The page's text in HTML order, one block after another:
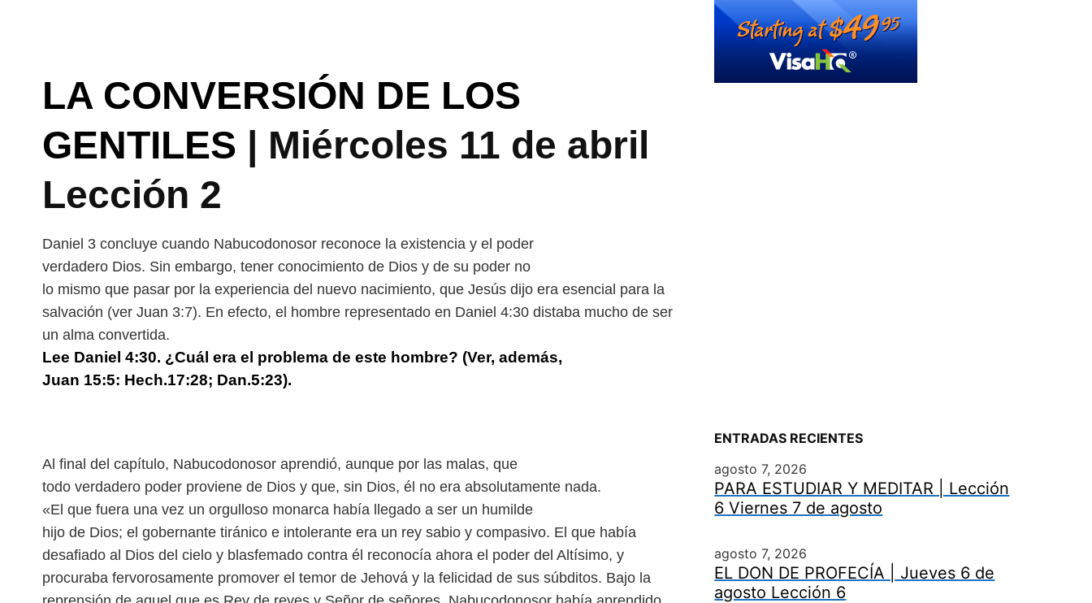
LA CONVERSIÓN DE LOS
GENTILES | Miércoles 11 de abril
Lección 2
Daniel 3 concluye cuando Nabucodonosor reconoce la existencia y el poder
verdadero Dios. Sin embargo, tener conocimiento de Dios y de su poder no
lo mismo que pasar por la experiencia del nuevo nacimiento, que Jesús dijo era esencial para la
salvación (ver Juan 3:7). En efecto, el hombre representado en Daniel 4:30 distaba mucho de ser
un alma convertida.
Lee Daniel 4:30. ¿Cuál era el problema de este hombre? (Ver, además,
Juan 15:5: Hech.17:28; Dan.5:23).
Al final del capítulo, Nabucodonosor aprendió, aunque por las malas, que
todo verdadero poder proviene de Dios y que, sin Dios, él no era absolutamente nada.
«El que fuera una vez un orgulloso monarca había llegado a ser un humilde
hijo de Dios; el gobernante tiránico e intolerante era un rey sabio y compasivo. El que había
desafiado al Dios del cielo y blasfemado contra él reconocía ahora el poder del Altísimo, y
procuraba fervorosamente promover el temor de Jehová y la felicidad de sus súbditos. Bajo la
ENTRADAS RECIENTES
agosto 7, 2026
PARA ESTUDIAR Y MEDITAR | Lección
6 Viernes 7 de agosto
agosto 7, 2026
EL DON DE PROFECÍA | Jueves 6 de
agosto Lección 6